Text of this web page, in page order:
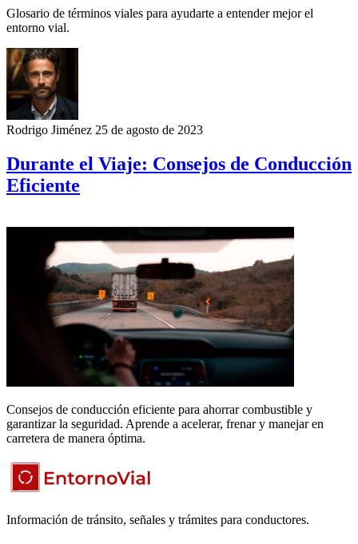
Glosario de términos viales para ayudarte a entender mejor el
entorno vial.
Rodrigo Jiménez 25 de agosto de 2023
Durante el Viaje: Consejos de Conducción
Eficiente
Consejos de conducción eficiente para ahorrar combustible y
garantizar la seguridad. Aprende a acelerar, frenar y manejar en
carretera de manera óptima.
Información de tránsito, señales y trámites para conductores.